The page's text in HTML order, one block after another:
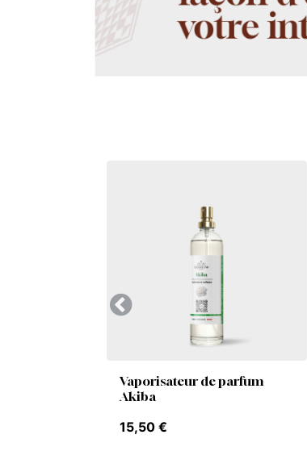
Vaporisateur de parfum
Akiba
15,50 €
Précedent